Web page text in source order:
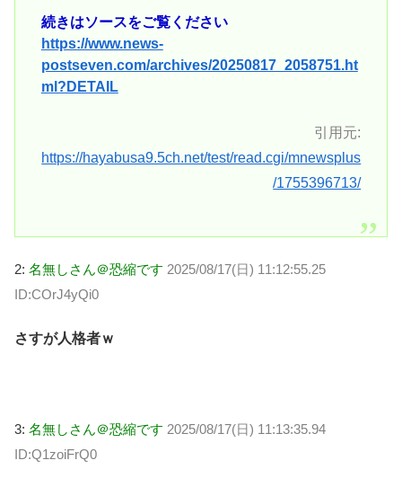
続きはソースをご覧ください
https://www.news-
postseven.com/archives/20250817_2058751.ht
ml?DETAIL
引用元:
https://hayabusa9.5ch.net/test/read.cgi/mnewsplus
/1755396713/
2: 名無しさん＠恐縮です 2025/08/17(日) 11:12:55.25
ID:COrJ4yQi0
さすが人格者ｗ
3: 名無しさん＠恐縮です 2025/08/17(日) 11:13:35.94
ID:Q1zoiFrQ0